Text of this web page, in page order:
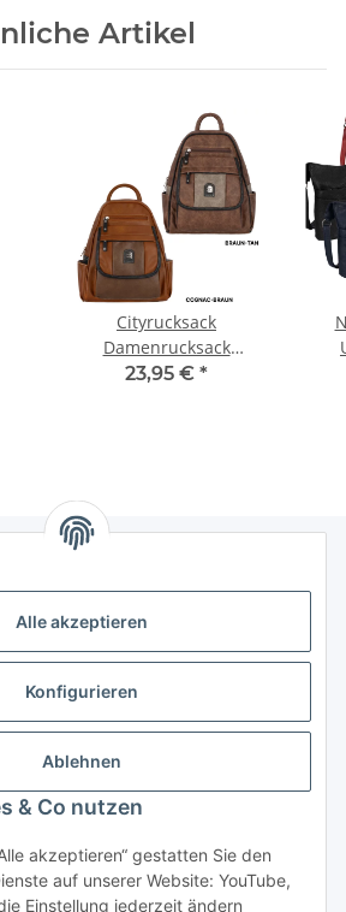
Alle akzeptieren
Konfigurieren
Ablehnen
& Co nutzen
akzeptieren“ gestatten Sie den
auf unserer Website: YouTube,
Einstellung jederzeit ändern
Artikel
Cityrucksack
Damenrucksack
Tagesrucksack Stadt
23,95 € *